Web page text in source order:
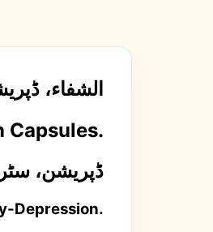
الشفاء،
Capsules.
ڈپریشن،
Depression.